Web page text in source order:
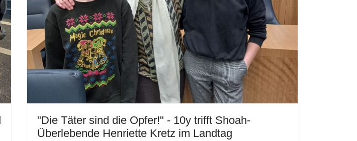
"Die Täter sind die Opfer!" - 10y trifft Shoah-
Überlebende Henriette Kretz im Landtag